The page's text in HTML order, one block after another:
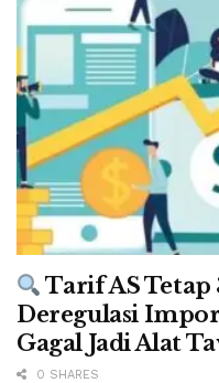
Tarif AS Tetap
Deregulasi
Gagal Jadi Alat
0 SHARES